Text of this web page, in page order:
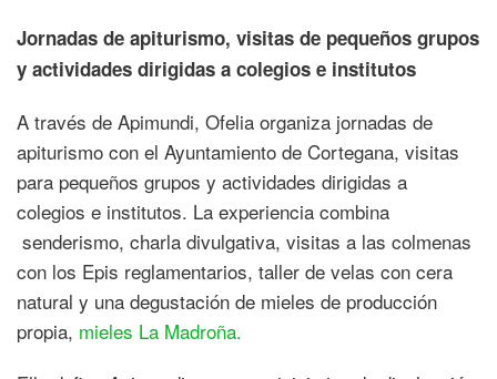
Jornadas de apiturismo, visitas de pequeños grupos
y actividades dirigidas a colegios e institutos
A través de Apimundi, Ofelia organiza jornadas de
apiturismo con el Ayuntamiento de Cortegana, visitas
para pequeños grupos y actividades dirigidas a
colegios e institutos. La experiencia combina
senderismo, charla divulgativa, visitas a las colmenas
con los Epis reglamentarios, taller de velas con cera
natural y una degustación de mieles de producción
propia, mieles La Madroña.